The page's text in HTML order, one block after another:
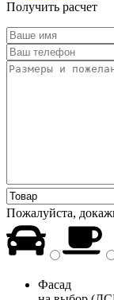
Получить расчет
Пожалуйста,
Фасад